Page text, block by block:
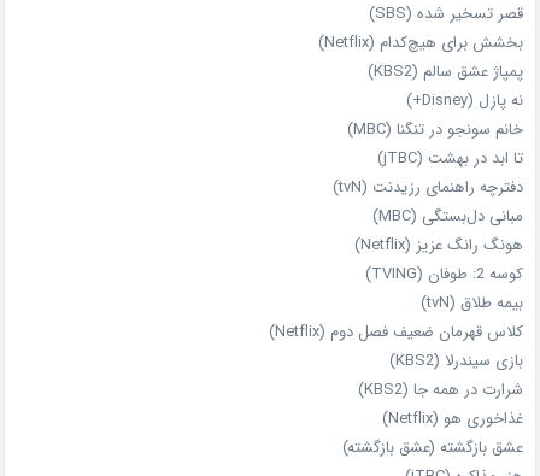
قصر تسخیر شده (SBS)
بخشش برای هیچ‌کدام (Netflix)
پمپاژ عشق سالم (KBS2)
نه پازل (Disney+)
خانم سونجو در تنگنا (MBC)
تا ابد در بهشت (jTBC)
دفترچه راهنمای رزیدنت (tvN)
مبانی دل‌بستگی (MBC)
هونگ رانگ عزیز (Netflix)
کوسه 2: طوفان (TVING)
بیمه طلاق (tvN)
کلاس قهرمان ضعیف فصل دوم (Netflix)
بازی سیندرلا (KBS2)
شرارت در همه‌ جا (KBS2)
غذاخوری هو (Netflix)
عشق بازگشته (عشق بازگشته)